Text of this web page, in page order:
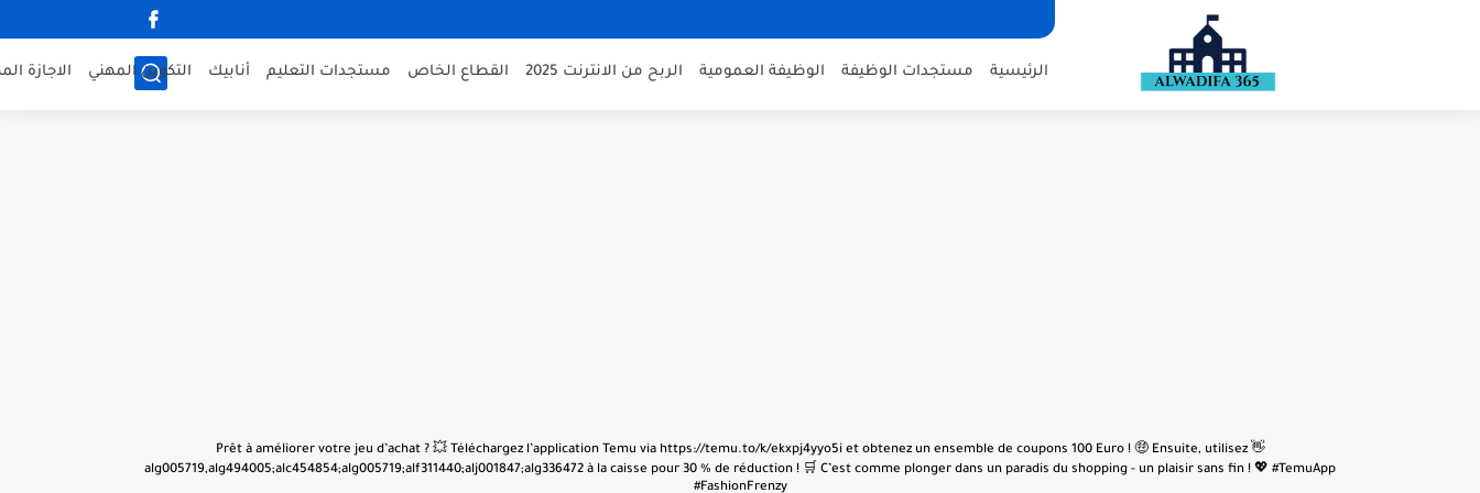
الرئيسية مستجدات الوظيفة الوظيفة العمومية الربح من الانترنت 2025 القطاع الخاص مستجدات التعليم أنابيك التكوين المهني الاجازة
👋 Prêt à améliorer votre jeu d’achat ? 💥 Téléchargez l’application Temu via https://temu.to/k/ekxpj4yyo5i et obtenez un ensemble de coupons 100 Euro ! 🤑 Ensuite, utilisez
alg005719,alg494005;alc454854;alg005719;alf311440;alj001847;alg336472 à la caisse pour 30 % de réduction ! 🛒 C’est comme plonger dans un paradis du shopping - un plaisir sans fin ! 💖 #TemuApp
#FashionFrenzy